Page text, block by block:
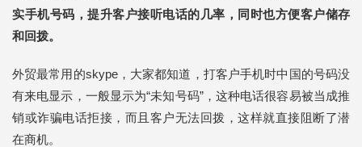
实手机号码，提升客户接听电话的几率，同时也方便客户储存
和回拨。
外贸最常用的skype，大家都知道，打客户手机时中国的号码没
有来电显示，一般显示为“未知号码”，这种电话很容易被当成推
销或诈骗电话拒接，而且客户无法回拨，这样就直接阻断了潜
在商机。